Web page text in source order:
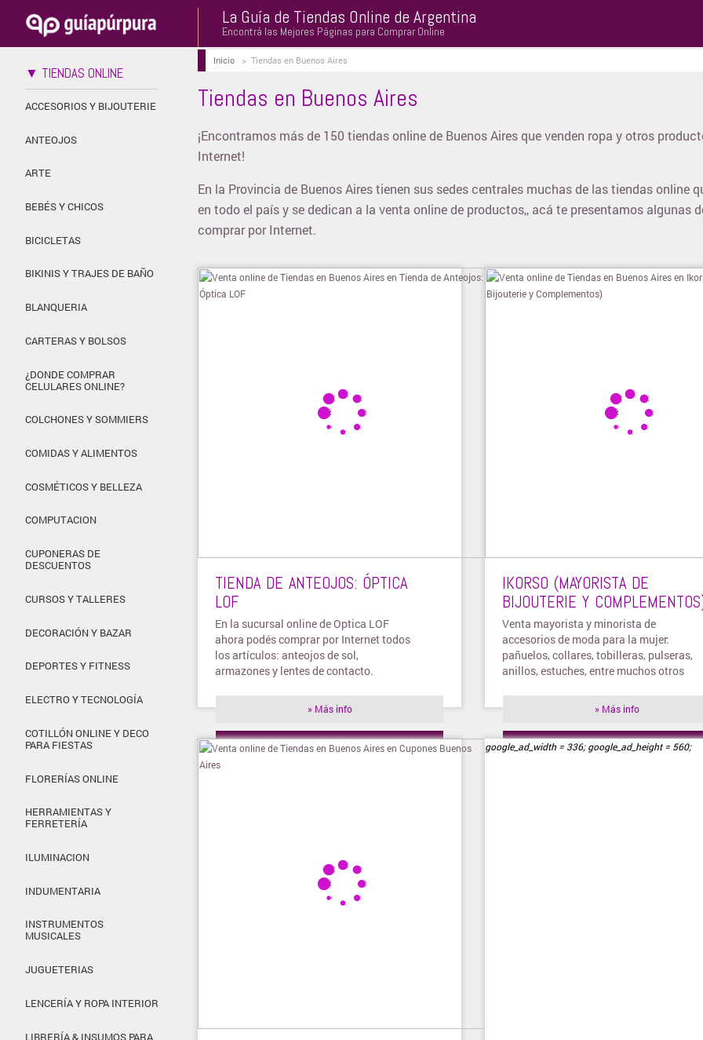
La Guía de Tiendas Online de Argentina
Encontrá las Mejores Páginas para Comprar Online
▼ TIENDAS ONLINE
ACCESORIOS Y BIJOUTERIE
ANTEOJOS
ARTE
BEBÉS Y CHICOS
BICICLETAS
BIKINIS Y TRAJES DE BAÑO
BLANQUERIA
CARTERAS Y BOLSOS
¿DONDE COMPRAR
CELULARES ONLINE?
COLCHONES Y SOMMIERS
COMIDAS Y ALIMENTOS
COSMÉTICOS Y BELLEZA
COMPUTACION
CUPONERAS DE
DESCUENTOS
CURSOS Y TALLERES
DECORACIÓN Y BAZAR
DEPORTES Y FITNESS
ELECTRO Y TECNOLOGÍA
COTILLÓN ONLINE Y DECO
PARA FIESTAS
FLORERÍAS ONLINE
HERRAMIENTAS Y
FERRETERÍA
ILUMINACION
INDUMENTARIA
INSTRUMENTOS
MUSICALES
JUGUETERIAS
LENCERÍA Y ROPA INTERIOR
LIBRERÍA & INSUMOS PARA
Inicio> Tiendas en Buenos Aires
Tiendas en Buenos Aires
¡Encontramos más de 150 tiendas online de Buenos Aires que venden ropa y otros
Internet!
En la Provincia de Buenos Aires tienen sus sedes centrales muchas de las tiendas online
en todo el país y se dedican a la venta online de productos,, acá te presentamos algunas
comprar por Internet.
TIENDA DE ANTEOJOS: ÓPTICA
LOF
En la sucursal online de Optica LOF
ahora podés comprar por Internet todos
los artículos: anteojos de sol,
armazones y lentes de contacto.
» Más info
» Visitar tienda
IKORSO (MAYORISTA DE
BIJOUTERIE Y
Venta mayorista y minorista de
accesorios de moda para la mujer:
pañuelos, collares, tobilleras, pulseras,
anillos, estuches, entre muchos otros
» Más info
» Visitar tienda
google_ad_width = 336; google_ad_height = 560;